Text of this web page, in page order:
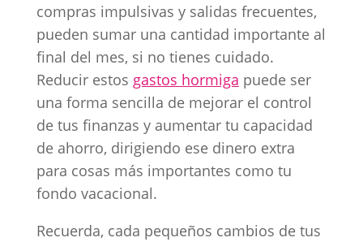
compras impulsivas y salidas frecuentes,
pueden sumar una cantidad importante al
final del mes, si no tienes cuidado.
Reducir estos gastos hormiga puede ser
una forma sencilla de mejorar el control
de tus finanzas y aumentar tu capacidad
de ahorro, dirigiendo ese dinero extra
para cosas más importantes como tu
fondo vacacional.
Recuerda, cada pequeños cambios de tus